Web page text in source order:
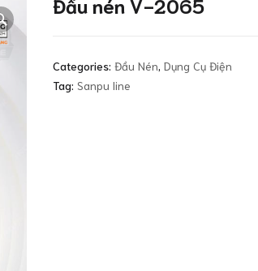
Categories: Đầu Nén, Dụng Cụ Điện
Tag: Sanpu line